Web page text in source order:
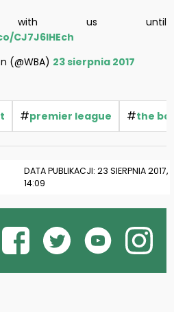
us until
CJ7J6lHEch
(@WBA) 23 sierpnia 2017
#premier league #the
DATA PUBLIKACJI: 23 SIERPNIA 2017,
14:09